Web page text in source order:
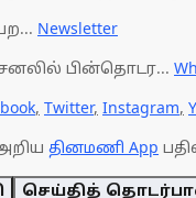
Newsletter
பின்தொடர...
, Twitter, Instagram,
தினமணி App
செய்தித்